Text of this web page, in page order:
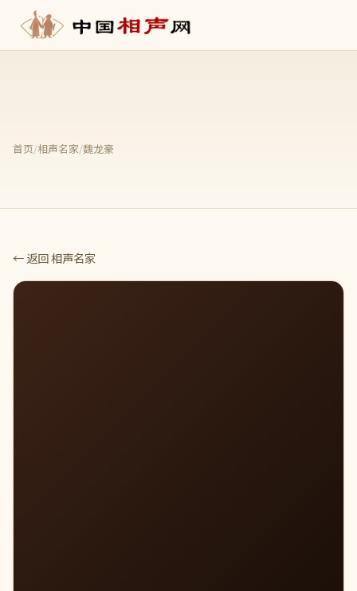
首页/相声名家/魏龙豪
← 返回 相声名家